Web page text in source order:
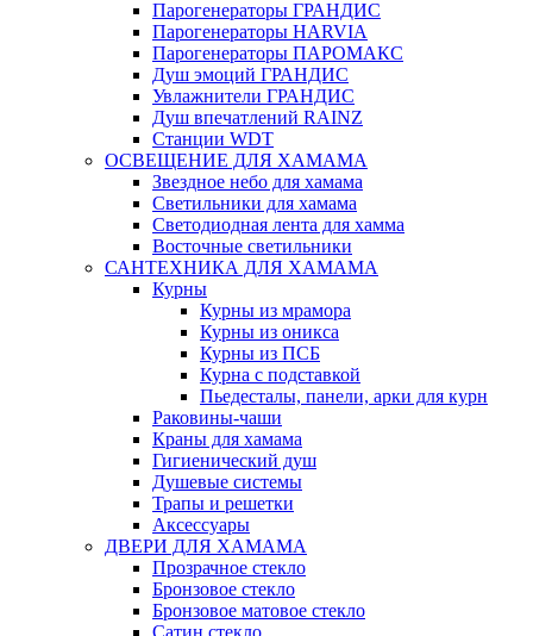
Парогенераторы ГРАНДИС
Парогенераторы HARVIA
Парогенераторы ПАРОМАКС
Душ эмоций ГРАНДИС
Увлажнители ГРАНДИС
Душ впечатлений RAINZ
Станции WDT
ОСВЕЩЕНИЕ ДЛЯ ХАМАМА
Звездное небо для хамама
Светильники для хамама
Светодиодная лента для хамма
Восточные светильники
САНТЕХНИКА ДЛЯ ХАМАМА
Курны
Курны из мрамора
Курны из оникса
Курны из ПСБ
Курна с подставкой
Пьедесталы, панели, арки для курн
Раковины-чаши
Краны для хамама
Гигиенический душ
Душевые системы
Трапы и решетки
Аксессуары
ДВЕРИ ДЛЯ ХАМАМА
Прозрачное стекло
Бронзовое стекло
Бронзовое матовое стекло